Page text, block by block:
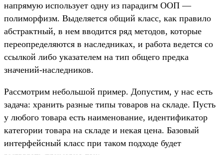
напрямую использует одну из парадигм ООП —
полиморфизм. Выделяется общий класс, как правило
абстрактный, в нем вводится ряд методов, которые
переопределяются в наследниках, и работа ведется со
ссылкой либо указателем на тип общего предка
значений-наследников.
Рассмотрим небольшой пример. Допустим, у нас есть
задача: хранить разные типы товаров на складе. Пусть
у любого товара есть наименование, идентификатор
категории товара на складе и некая цена. Базовый
интерфейсный класс при таком подходе будет